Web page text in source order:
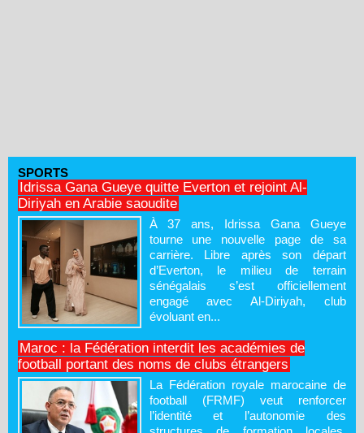
SPORTS
Idrissa Gana Gueye quitte Everton et rejoint Al-
Diriyah en Arabie saoudite
À 37 ans, Idrissa Gana Gueye
tourne une nouvelle page de sa
carrière. Libre après son départ
d’Everton, le milieu de terrain
sénégalais s’est officiellement
engagé avec Al-Diriyah, club
évoluant en...
Maroc : la Fédération interdit les académies de
football portant des noms de clubs étrangers
La Fédération royale marocaine de
football (FRMF) veut renforcer
l’identité et l’autonomie des